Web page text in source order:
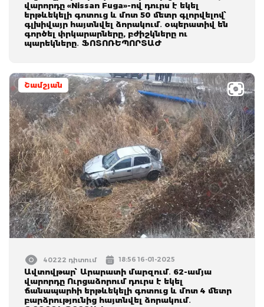
վարորդը «Nissan Fuga»-ով դուրս է եկել
երթևեկելի գոտուց և մոտ 50 մետր գլորվելով՝
գլխիվայր հայտնվել ձորակում․ օպերատիվ են
գործել փրկարարները, բժիշկները ու
պարեկները․ ՖՈՏՈՌԵՊՈՐՏԱԺ
Շամշյան
40222 դիտում 18:56 16-01-2025
Ավտովթար՝ Արարատի մարզում․ 62-ամյա
վարորդը Ուրցաձորում դուրս է եկել
ճանապարհի երթևեկելի գոտուց և մոտ 4 մետր
բարձրությունից հայտնվել ձորակում․